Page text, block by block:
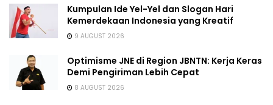
Kumpulan Ide Yel-Yel dan Slogan Hari
Kemerdekaan Indonesia yang Kreatif
9 AUGUST 2026
Optimisme JNE di Region JBNTN: Kerja Keras
Demi Pengiriman Lebih Cepat
8 AUGUST 2026